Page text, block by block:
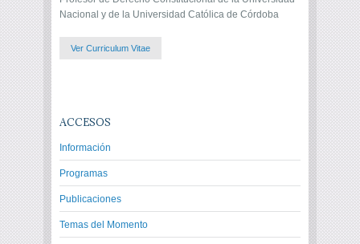
Nacional y de la Universidad Católica de Córdoba
Ver Curriculum Vitae
ACCESOS
Información
Programas
Publicaciones
Temas del Momento